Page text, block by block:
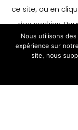
ce site, ou en
des cookies.
préférences en
à notre
Nous utilisons
expérience sur
site, nous